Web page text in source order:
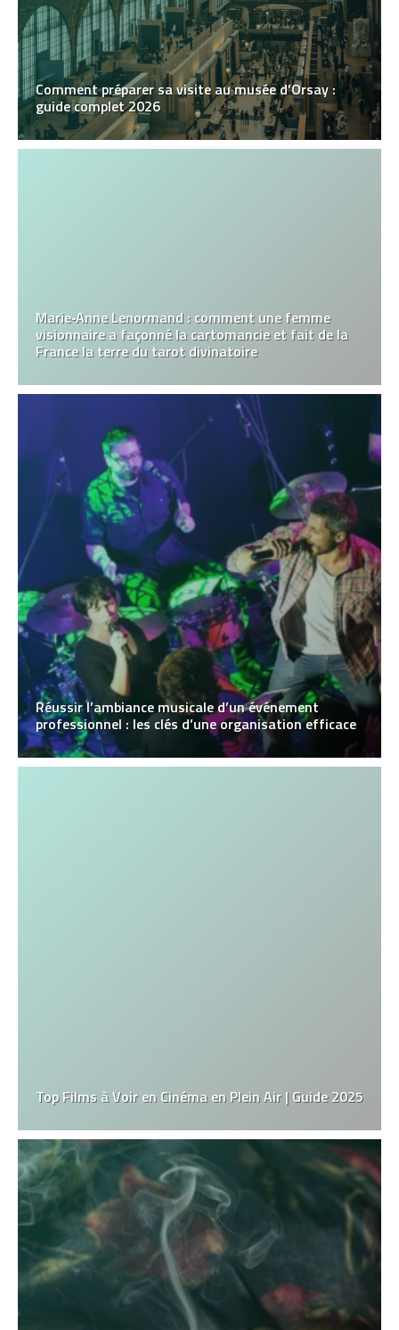
Comment préparer sa visite au musée d’Orsay :
guide complet 2026
Marie‑Anne Lenormand : comment une femme
visionnaire a façonné la cartomancie et fait de la
France la terre du tarot divinatoire
Réussir l’ambiance musicale d’un événement
professionnel : les clés d’une organisation efficace
Top Films à Voir en Cinéma en Plein Air | Guide 2025